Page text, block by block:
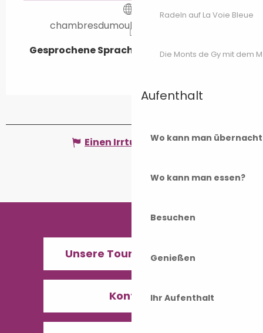
Radeln auf La Voie Bleue
Die Monts de Gy mit dem
Aufenthalt
Wo kann man
Wo kann man essen?
Besuchen
Genießen
Ihr Aufenthalt
chambresdumoulin.e-monsite.com
Gesprochene Sprachen
Gesprochene Sprachen
Einen Irrtum angeben
Unsere Tourismusbüros
Kontakt